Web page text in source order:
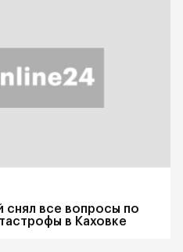
все вопросы по
в Каховке